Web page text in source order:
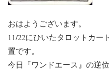
おはようございます。
11/22にひいたタロットカー
置です。
今日『ワンドエース』の逆